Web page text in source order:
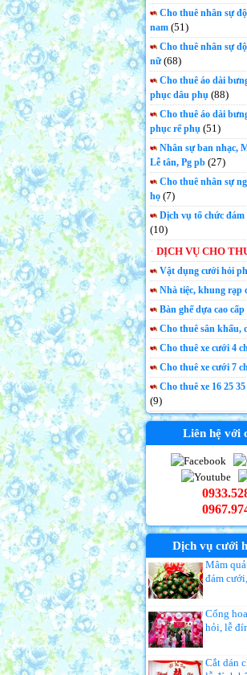
Cho thuê nhân sự
nam (51)
Cho thuê nhân sự
nữ(68)
Cho thuê áo dài
phục dâu phụ (88)
Cho thuê áo dài
phục rể phụ (51)
Nhân sự ban nhạc,
Lễ tân, Pg pb (27)
Cho thuê nhân sự
họ (7)
Dịch vụ tổ chức
(10)
DỊCH VỤ CHO
Vật dụng cưới hỏi
Nhà tiệc, khung rạp
Bàn ghế dựa cao cấp
Cho thuê sân khấu,
Cho thuê xe cưới 4
Cho thuê xe cưới 7
Cho thuê xe 16 25
(9)
Liên hệ với
Dịch vụ cưới
Mâm
đám
Cổng
hỏi, lễ
Cắt dán